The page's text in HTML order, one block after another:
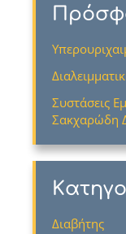
Συστάσεις
Σακχαρώδη
Διαβήτης